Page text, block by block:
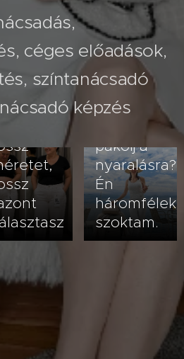
céges előadások,
színtanácsadó
képzés
fehér
–
2026.07.23
Hogyan
pakolj a
nyaralásra?
Én
szoktam.